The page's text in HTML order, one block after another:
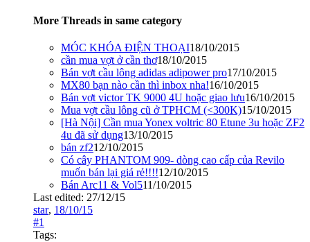
More Threads in same category
MÓC KHÓA ĐIỆN THOẠI18/10/2015
cần mua vợt ở cần thơ18/10/2015
Bán vợt cầu lông adidas adipower pro17/10/2015
MX80 bạn nào cần thì inbox nha!16/10/2015
Bán vợt victor TK 9000 4U hoặc giao lưu16/10/2015
Mua vợt cầu lông cũ ở TPHCM (<300K)15/10/2015
[Hà Nội] Cần mua Yonex voltric 80 Etune 3u hoặc ZF2
4u đã sử dụng13/10/2015
bán zf212/10/2015
Có cây PHANTOM 909- dòng cao cấp của Revilo
muốn bán lại giá rẻ!!!!12/10/2015
Bán Arc11 & Vol511/10/2015
Last edited: 27/12/15
star, 18/10/15
#1
Tags: